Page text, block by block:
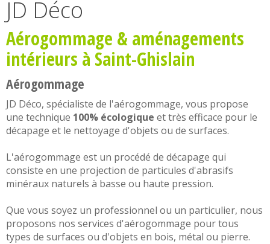
JD Déco
Aérogommage &aménagements
intérieurs à Saint-Ghislain
Aérogommage
JD Déco, spécialiste de l'aérogommage, vous propose
une technique 100% écologique et très efficace pour le
décapage et le nettoyage d'objets ou de surfaces.
L'aérogommage est un procédé de décapage qui
consiste en une projection de particules d'abrasifs
minéraux naturels à basse ou haute pression.
Que vous soyez un professionnel ou un particulier, nous
proposons nos services d'aérogommage pour tous
types de surfaces ou d'objets en bois, métal ou pierre.